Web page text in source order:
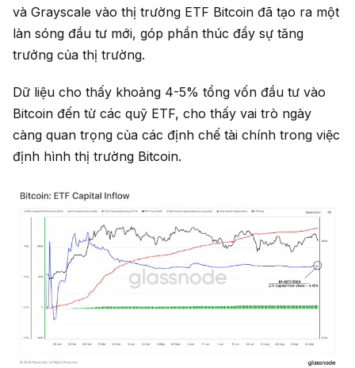
và Grayscale vào thị trường ETF Bitcoin đã tạo ra một
làn sóng đầu tư mới, góp phần thúc đẩy sự tăng
trưởng của thị trường.
Dữ liệu cho thấy khoảng 4-5% tổng vốn đầu tư vào
Bitcoin đến từ các quỹ ETF, cho thấy vai trò ngày
càng quan trọng của các định chế tài chính trong việc
định hình thị trường Bitcoin.